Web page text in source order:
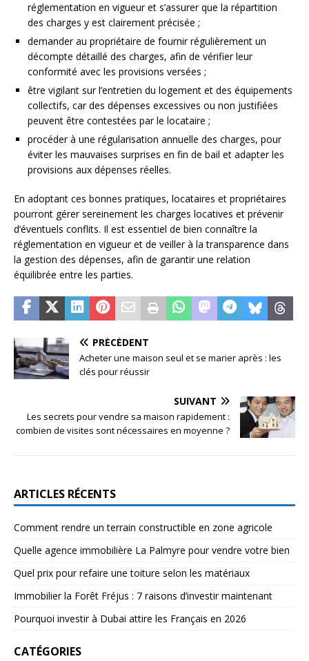
réglementation en vigueur et s’assurer que la répartition
des charges y est clairement précisée ;
demander au propriétaire de fournir régulièrement un
décompte détaillé des charges, afin de vérifier leur
conformité avec les provisions versées ;
être vigilant sur l’entretien du logement et des équipements
collectifs, car des dépenses excessives ou non justifiées
peuvent être contestées par le locataire ;
procéder à une régularisation annuelle des charges, pour
éviter les mauvaises surprises en fin de bail et adapter les
provisions aux dépenses réelles.
En adoptant ces bonnes pratiques, locataires et propriétaires
pourront gérer sereinement les charges locatives et prévenir
d’éventuels conflits. Il est essentiel de bien connaître la
réglementation en vigueur et de veiller à la transparence dans
la gestion des dépenses, afin de garantir une relation
équilibrée entre les parties.
PRÉCÉDENT
Acheter une maison seul et se marier après : les
clés pour réussir
SUIVANT
Les secrets pour vendre sa maison rapidement :
combien de visites sont nécessaires en moyenne ?
ARTICLES RÉCENTS
Comment rendre un terrain constructible en zone agricole
Quelle agence immobilière La Palmyre pour vendre votre bien
Quel prix pour refaire une toiture selon les matériaux
Immobilier la Forêt Fréjus : 7 raisons d’investir maintenant
Pourquoi investir à Dubai attire les Français en 2026
CATÉGORIES